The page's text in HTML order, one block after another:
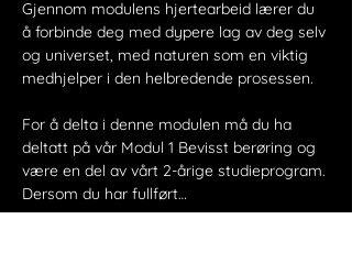
Gjennom modulens hjertearbeid lærer du
å forbinde deg med dypere lag av deg selv
og universet, med naturen som en viktig
medhjelper i den helbredende prosessen.
For å delta i denne modulen må du ha
deltatt på vår Modul 1 Bevisst berøring og
være en del av vårt 2-årige studieprogram.
Dersom du har fullført…